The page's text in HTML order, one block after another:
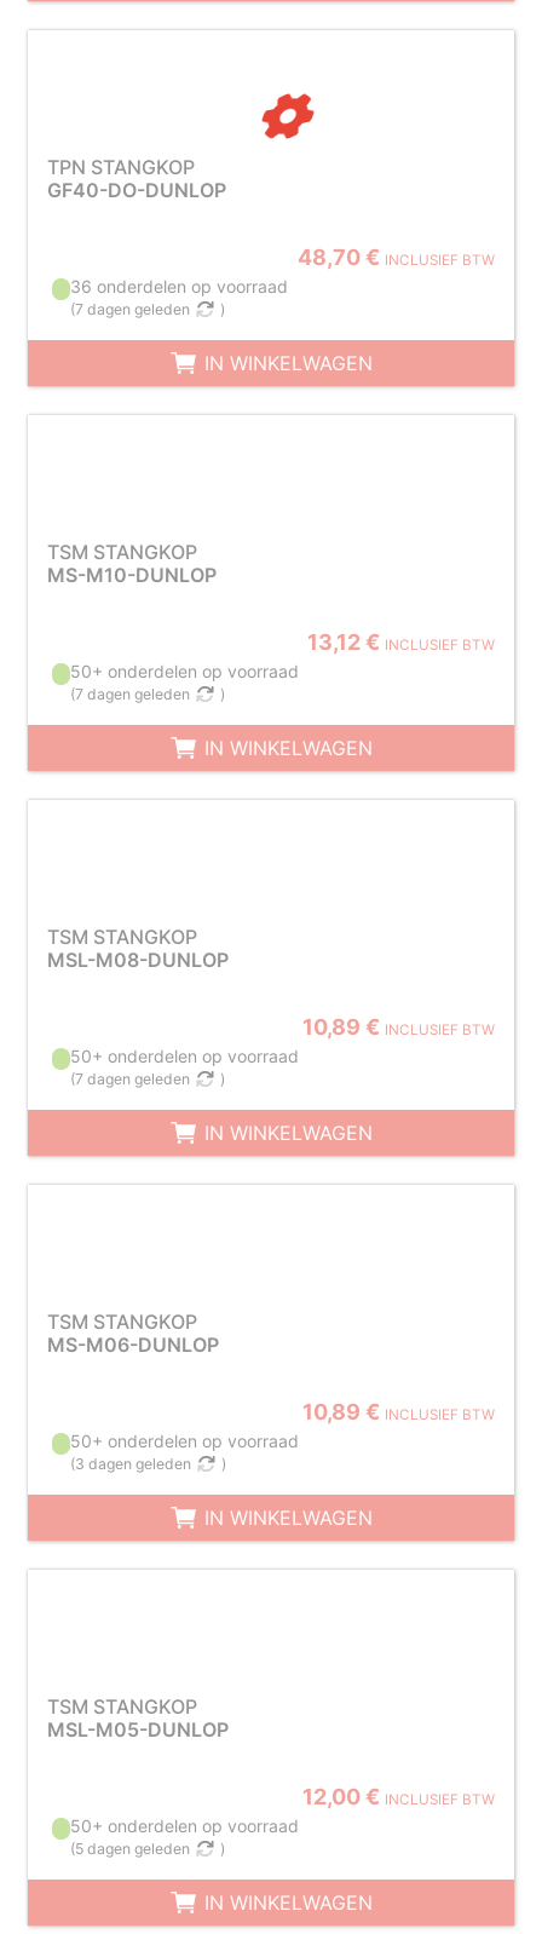
TPN STANGKOP
GF40-DO-DUNLOP
48,70 € INCLUSIEF BTW
36 onderdelen op voorraad
(7 dagen geleden )
IN WINKELWAGEN
TSM STANGKOP
MS-M10-DUNLOP
13,12 € INCLUSIEF BTW
50+ onderdelen op voorraad
(7 dagen geleden )
IN WINKELWAGEN
TSM STANGKOP
MSL-M08-DUNLOP
10,89 € INCLUSIEF BTW
50+ onderdelen op voorraad
(7 dagen geleden )
IN WINKELWAGEN
TSM STANGKOP
MS-M06-DUNLOP
10,89 € INCLUSIEF BTW
50+ onderdelen op voorraad
(3 dagen geleden )
IN WINKELWAGEN
TSM STANGKOP
MSL-M05-DUNLOP
12,00 € INCLUSIEF BTW
50+ onderdelen op voorraad
(5 dagen geleden )
IN WINKELWAGEN